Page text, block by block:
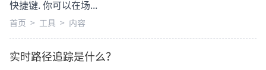
快捷键. 你可以在场...
首页 > 工具 > 内容
实时路径追踪是什么？